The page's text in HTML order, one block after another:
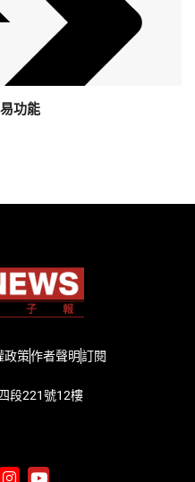
功能
政策作者聲明訂閱
段221號12樓